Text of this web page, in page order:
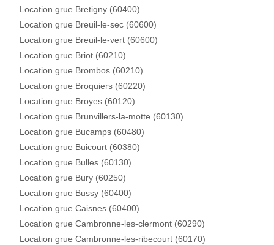
Location grue Bretigny (60400)
Location grue Breuil-le-sec (60600)
Location grue Breuil-le-vert (60600)
Location grue Briot (60210)
Location grue Brombos (60210)
Location grue Broquiers (60220)
Location grue Broyes (60120)
Location grue Brunvillers-la-motte (60130)
Location grue Bucamps (60480)
Location grue Buicourt (60380)
Location grue Bulles (60130)
Location grue Bury (60250)
Location grue Bussy (60400)
Location grue Caisnes (60400)
Location grue Cambronne-les-clermont (60290)
Location grue Cambronne-les-ribecourt (60170)